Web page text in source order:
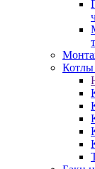
Котлы